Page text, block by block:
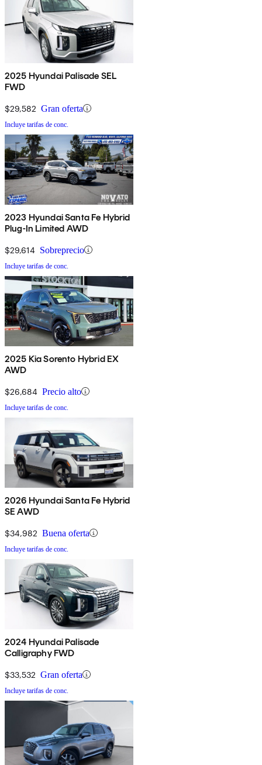
2025 Hyundai Palisade SEL
FWD
$29,582 Gran oferta
Incluye tarifas de conc.
2023 Hyundai Santa Fe Hybrid
Plug-In Limited AWD
$29,614 Sobreprecio
Incluye tarifas de conc.
2025 Kia Sorento Hybrid EX
AWD
$26,684 Precio alto
Incluye tarifas de conc.
2026 Hyundai Santa Fe Hybrid
SE AWD
$34,982 Buena oferta
Incluye tarifas de conc.
2024 Hyundai Palisade
Calligraphy FWD
$33,532 Gran oferta
Incluye tarifas de conc.